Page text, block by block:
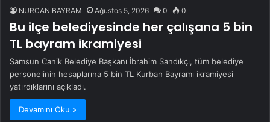
NURCAN BAYRAM Ağustos 5, 2026 0 0
Bu ilçe belediyesinde her çalışana 5 bin
TL bayram ikramiyesi
Samsun Canik Belediye Başkanı İbrahim Sandıkçı, tüm belediye
personelinin hesaplarına 5 bin TL Kurban Bayramı ikramiyesi
yatırdıklarını açıkladı.
Devamını Oku »